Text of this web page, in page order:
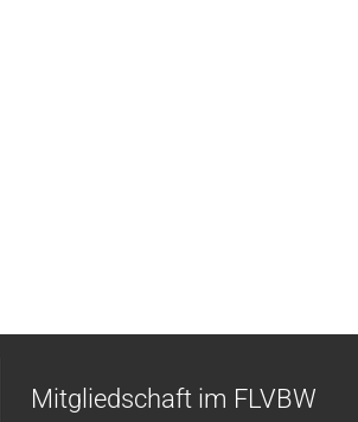
Mitgliedschaft im FLVBW